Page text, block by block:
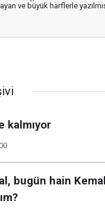
ve büyük harflerle
kalmıyor
bugün hain